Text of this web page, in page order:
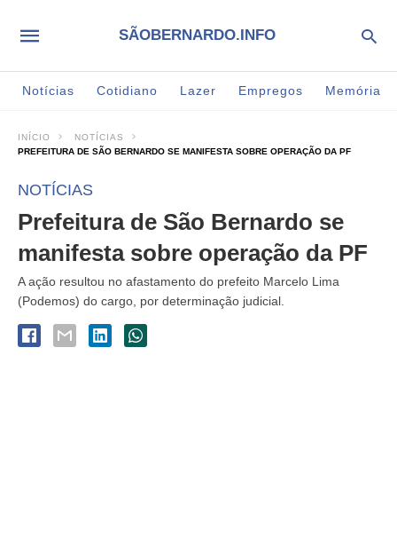
SÃOBERNARDO.INFO
Notícias Cotidiano Lazer Empregos Memória
INÍCIO
NOTÍCIAS
PREFEITURA DE SÃO BERNARDO SE MANIFESTA SOBRE OPERAÇÃO DA PF
NOTÍCIAS
Prefeitura de São Bernardo se
manifesta sobre operação da PF
A ação resultou no afastamento do prefeito Marcelo Lima
(Podemos) do cargo, por determinação judicial.